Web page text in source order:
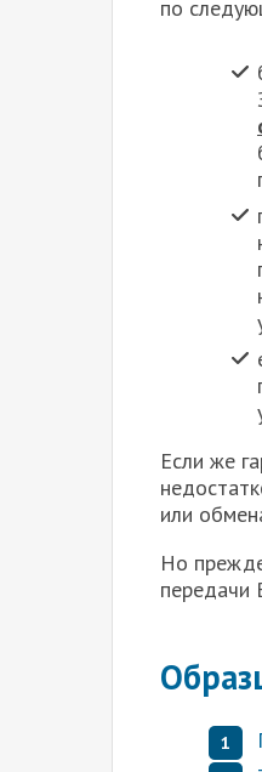
по
Если же
или
Но
передачи